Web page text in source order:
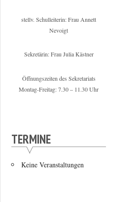
stellv. Schulleiterin: Frau Annett
Nevoigt
Sekretärin: Frau Julia Kästner
Öffnungszeiten des Sekretariats
Montag-Freitag: 7.30 – 11.30 Uhr
TERMINE
Keine Veranstaltungen